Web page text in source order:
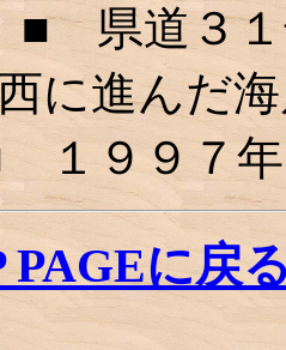
道３１号
に進んだ
１９９７
PAGEに戻